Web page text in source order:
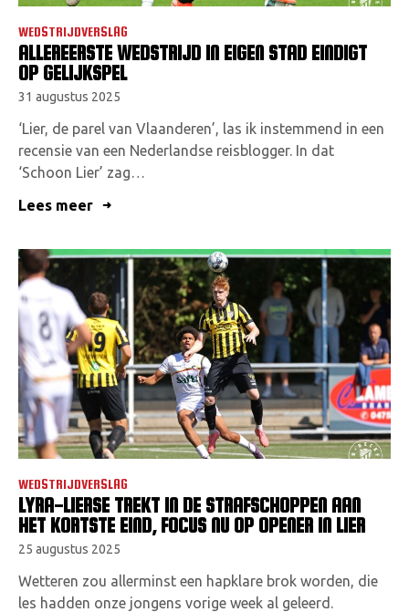
WEDSTRIJDVERSLAG
ALLEREERSTE WEDSTRIJD IN EIGEN STAD EINDIGT
OP GELIJKSPEL
31 augustus 2025
‘Lier, de parel van Vlaanderen’, las ik instemmend in een
recensie van een Nederlandse reisblogger. In dat
‘Schoon Lier’ zag…
Lees meer
WEDSTRIJDVERSLAG
LYRA-LIERSE TREKT IN DE STRAFSCHOPPEN AAN
HET KORTSTE EIND, FOCUS NU OP OPENER IN LIER
25 augustus 2025
Wetteren zou allerminst een hapklare brok worden, die
les hadden onze jongens vorige week al geleerd.